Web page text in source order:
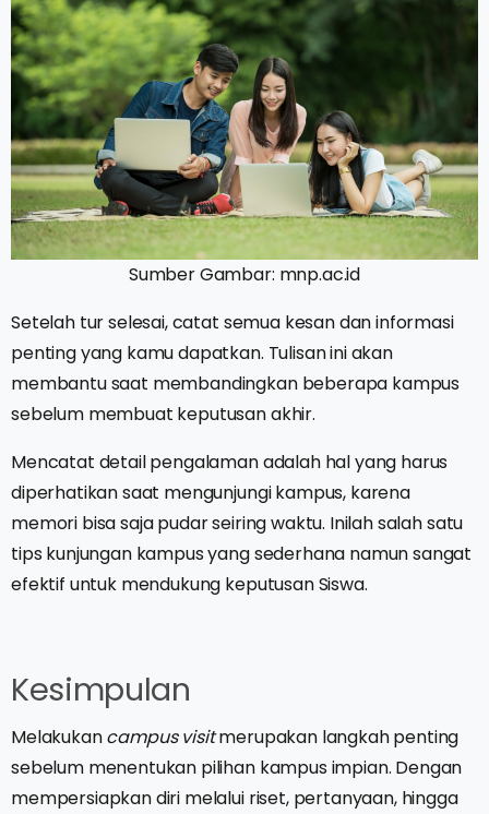
Sumber Gambar: mnp.ac.id
Setelah tur selesai, catat semua kesan dan informasi
penting yang kamu dapatkan. Tulisan ini akan
membantu saat membandingkan beberapa kampus
sebelum membuat keputusan akhir.
Mencatat detail pengalaman adalah hal yang harus
diperhatikan saat mengunjungi kampus, karena
memori bisa saja pudar seiring waktu. Inilah salah satu
tips kunjungan kampus yang sederhana namun sangat
efektif untuk mendukung keputusan Siswa.
Kesimpulan
Melakukancampus visitmerupakan langkah penting
sebelum menentukan pilihan kampus impian. Dengan
mempersiapkan diri melalui riset, pertanyaan, hingga